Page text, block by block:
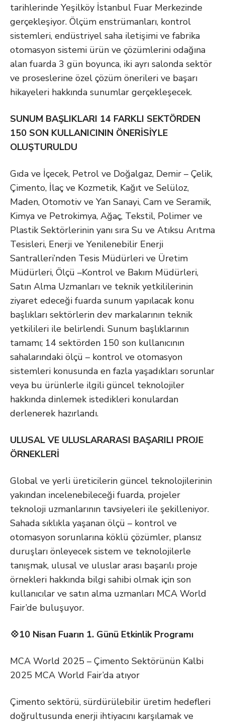
tarihlerinde Yeşilköy İstanbul Fuar Merkezinde
gerçekleşiyor. Ölçüm enstrümanları, kontrol
sistemleri, endüstriyel saha iletişimi ve fabrika
otomasyon sistemi ürün ve çözümlerini odağına
alan fuarda 3 gün boyunca, iki ayrı salonda sektör
ve proseslerine özel çözüm önerileri ve başarı
hikayeleri hakkında sunumlar gerçekleşecek.
SUNUM BAŞLIKLARI 14 FARKLI SEKTÖRDEN
150 SON KULLANICININ ÖNERİSİYLE
OLUŞTURULDU
Gıda ve İçecek, Petrol ve Doğalgaz, Demir – Çelik,
Çimento, İlaç ve Kozmetik, Kağıt ve Selüloz,
Maden, Otomotiv ve Yan Sanayi, Cam ve Seramik,
Kimya ve Petrokimya, Ağaç, Tekstil, Polimer ve
Plastik Sektörlerinin yanı sıra Su ve Atıksu Arıtma
Tesisleri, Enerji ve Yenilenebilir Enerji
Santralleri’nden Tesis Müdürleri ve Üretim
Müdürleri, Ölçü –Kontrol ve Bakım Müdürleri,
Satın Alma Uzmanları ve teknik yetkililerinin
ziyaret edeceği fuarda sunum yapılacak konu
başlıkları sektörlerin dev markalarının teknik
yetkilileri ile belirlendi. Sunum başlıklarının
tamamı; 14 sektörden 150 son kullanıcının
sahalarındaki ölçü – kontrol ve otomasyon
sistemleri konusunda en fazla yaşadıkları sorunlar
veya bu ürünlerle ilgili güncel teknolojiler
hakkında dinlemek istedikleri konulardan
derlenerek hazırlandı.
ULUSAL VE ULUSLARARASI BAŞARILI PROJE
ÖRNEKLERİ
Global ve yerli üreticilerin güncel teknolojilerinin
yakından incelenebileceği fuarda, projeler
teknoloji uzmanlarının tavsiyeleri ile şekilleniyor.
Sahada sıklıkla yaşanan ölçü – kontrol ve
otomasyon sorunlarına köklü çözümler, plansız
duruşları önleyecek sistem ve teknolojilerle
tanışmak, ulusal ve uluslar arası başarılı proje
örnekleri hakkında bilgi sahibi olmak için son
kullanıcılar ve satın alma uzmanları MCA World
Fair’de buluşuyor.
💠10 Nisan Fuarın 1. Günü Etkinlik Programı
MCA World 2025 – Çimento Sektörünün Kalbi
2025 MCA World Fair’da atıyor
Çimento sektörü, sürdürülebilir üretim hedefleri
doğrultusunda enerji ihtiyacını karşılamak ve